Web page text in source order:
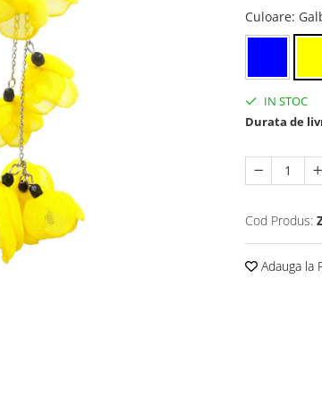
Culoare:
IN STOC
Durata de
Cod Produs:
Adauga la